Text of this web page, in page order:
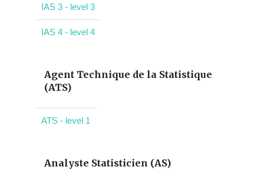
IAS 3 - level 3
IAS 4 - level 4
Agent Technique de la Statistique
(ATS)
ATS - level 1
Analyste Statisticien (AS)